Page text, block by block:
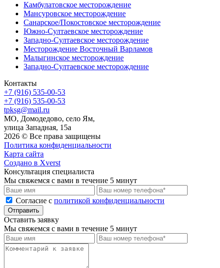
Камбулатовское месторождение
Мансуровское месторождение
Санарское/Покостовское месторождение
Южно-Султаевское месторождение
Западно-Султаевское месторождение
Месторождение Восточный Варламов
Малыгинское месторождение
Западно-Султаевское месторождение
Контакты
+7 (916) 535-00-53
+7 (916) 535-00-53
tpksg@mail.ru
МО, Домодедово, село Ям,
улица Западная, 15а
2026 © Все права защищены
Политика конфиденциальности
Карта сайта
Создано в Xverst
Консультация специалиста
Мы свяжемся с вами в течение 5 минут
Cогласие с политикой конфиденциальности
Отправить
Оставить заявку
Мы свяжемся с вами в течение 5 минут